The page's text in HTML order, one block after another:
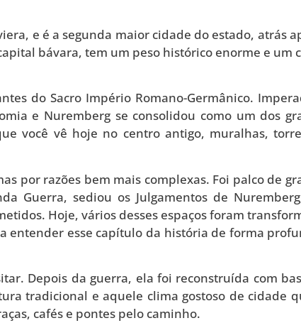
e é a segunda maior cidade do estado, atrás
bávara, tem um peso histórico enorme e um
do Sacro Império Romano-Germânico.
e Nuremberg se consolidou como um dos
você vê hoje no centro antigo, muralhas,
por razões bem mais complexas. Foi palco de
Guerra, sediou os Julgamentos de
Hoje, vários desses espaços foram
entender esse capítulo da história de forma
Depois da guerra, ela foi reconstruída com
tradicional e aquele clima gostoso de cidade
cafés e pontes pelo caminho.